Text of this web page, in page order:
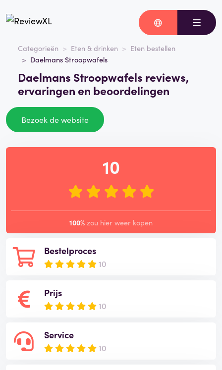
Categorieën Eten & drinken
Eten bestellen
Daelmans Stroopwafels
Daelmans Stroopwafels reviews,
ervaringen en beoordelingen
Bezoek de website
Bestelproces
10
Prijs
10
Service
10
10
100% zou hier weer kopen